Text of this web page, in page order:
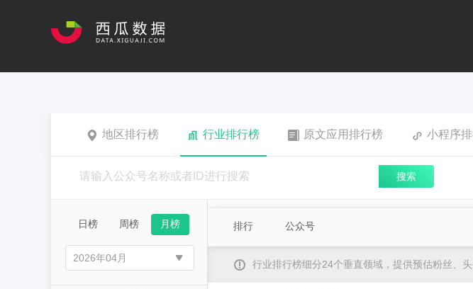
地区排行榜 行业排行榜 原文应用排行榜 小程序
搜索
日榜 周榜 月榜 排行 公众号
行业排行榜细分24个垂直领域，提供预估粉丝、